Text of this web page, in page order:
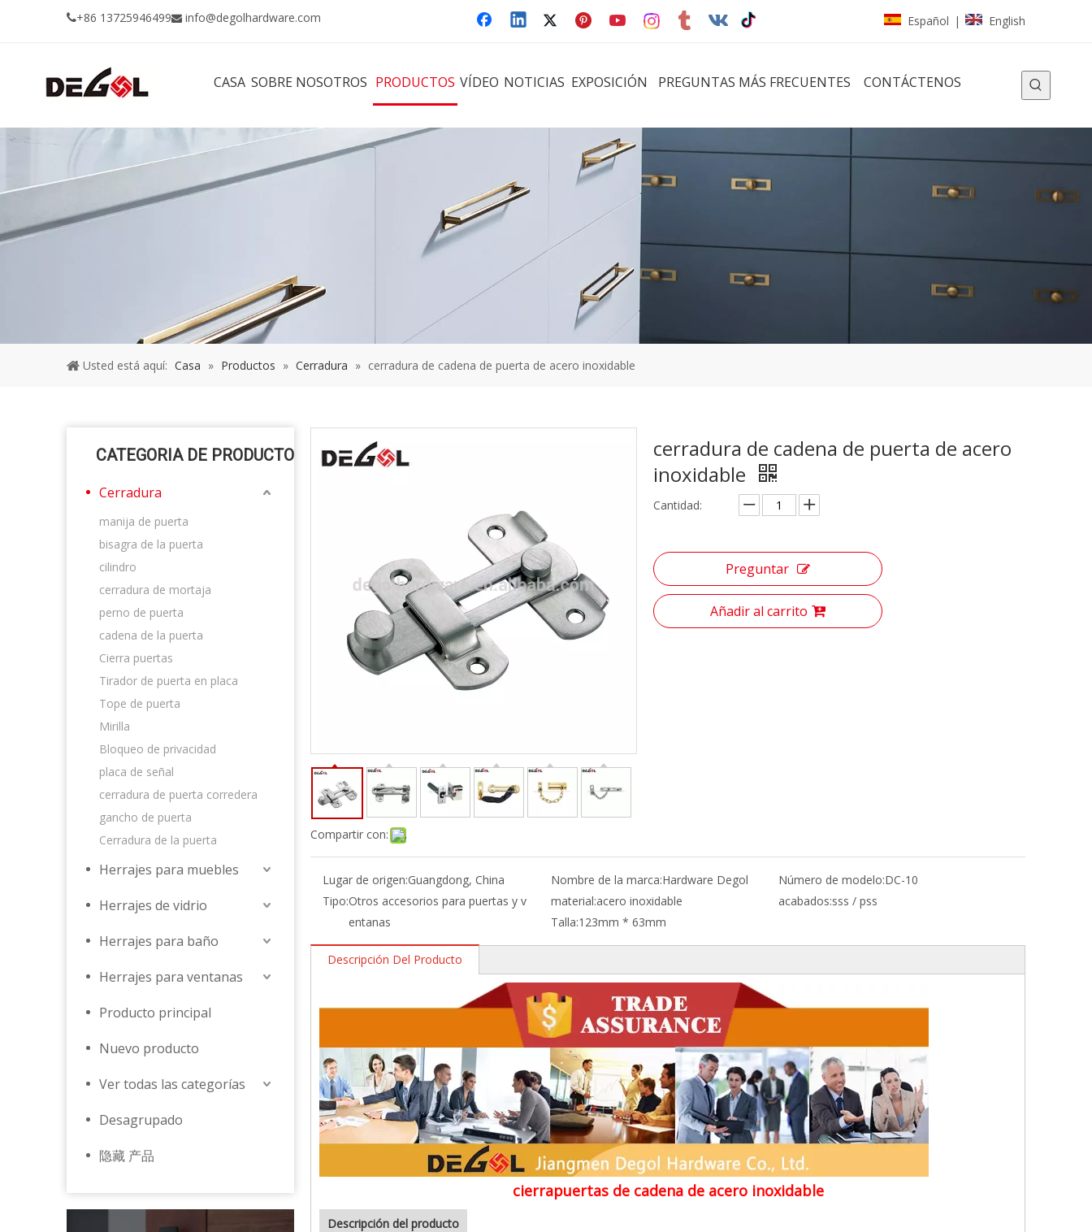
+86 13725946499 info@degolhardware.com Español | English
CASA SOBRE NOSOTROS PRODUCTOS VÍDEO NOTICIAS EXPOSICIÓN PREGUNTAS MÁS FRECUENTES CONTÁCTENOS
Usted está aquí: Casa » Productos » Cerradura » cerradura de cadena de puerta de acero inoxidable
CATEGORIA DE PRODUCTO
Cerradura
manija de puerta
bisagra de la puerta
cilindro
cerradura de mortaja
perno de puerta
cadena de la puerta
Cierra puertas
Tirador de puerta en placa
Tope de puerta
Mirilla
Bloqueo de privacidad
placa de señal
cerradura de puerta corredera
gancho de puerta
Cerradura de la puerta
Herrajes para muebles
Herrajes de vidrio
Herrajes para baño
Herrajes para ventanas
Producto principal
Nuevo producto
Ver todas las categorías
Desagrupado
隐藏 产品
Compartir con:
cerradura de cadena de puerta de acero
inoxidable
Cantidad:
Preguntar
Añadir al carrito
Lugar de origen:Guangdong, China Nombre de la marca:Hardware Degol Número de modelo:DC-10
Tipo:Otros accesorios para puertas y v
entanas
material:acero inoxidable acabados:sss / pss
Talla:123mm * 63mm
Descripción Del Producto
cierrapuertas de cadena de acero inoxidable
Descripción del producto